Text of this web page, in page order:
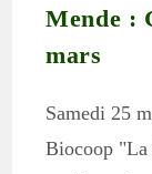
Mende :
mars
Samedi 25
Biocoop